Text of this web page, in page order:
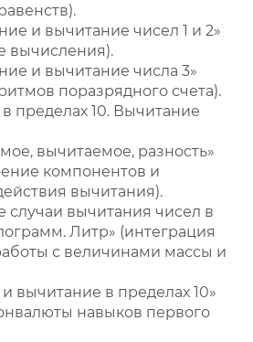
и вычитание чисел 1 и 2»
вычисления).
и вычитание числа 3»
поразрядного счета).
пределах 10. Вычитание
вычитаемое, разность»
компонентов и
вычитания).
случаи вычитания чисел в
Литр» (интеграция
с величинами массы и
вычитание в пределах 10»
навыков первого